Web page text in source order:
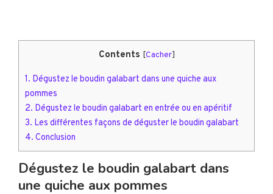
Contents [Cacher]
1. Dégustez le boudin galabart dans une quiche aux
pommes
2. Dégustez le boudin galabart en entrée ou en apéritif
3. Les différentes façons de déguster le boudin galabart
4. Conclusion
Dégustez le boudin galabart dans
une quiche aux pommes